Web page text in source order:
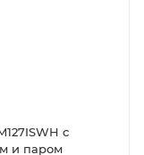
с
и паром